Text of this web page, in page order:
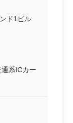
ド1ビル
系ICカー